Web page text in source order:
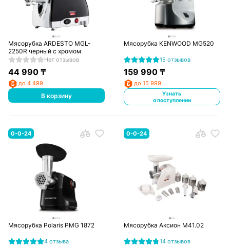
Мясорубка ARDESTO MGL-
2250R черный с хромом
Нет отзывов
44 990₸
до 4 499
В корзину
Мясорубка KENWOOD MG520
15 отзывов
159 990 ₸
до 15 999
Узнать
о поступлении
0-0-24
Мясорубка Polaris PMG 1872
4 отзыва
0-0-24
Мясорубка Аксион М41.02
14 отзывов